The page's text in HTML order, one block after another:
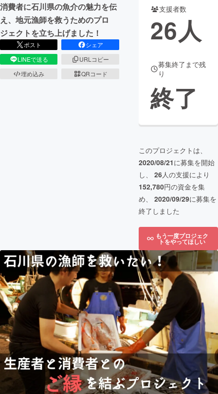
消費者に石川県の魚介の魅力を伝
え、地元漁師を救うためのプロ
ジェクトを立ち上げました！
ポスト
シェア
LINEで送る
URLコピー
埋め込み
QRコード
支援者数
26人
募集終了まで残
り
終了
このプロジェクトは、
2020/08/21に募集を開始
し、 26人の支援により
152,780円の資金を集
め、 2020/09/29に募集を
終了しました
もう一度プロジェク
トをやってほしい